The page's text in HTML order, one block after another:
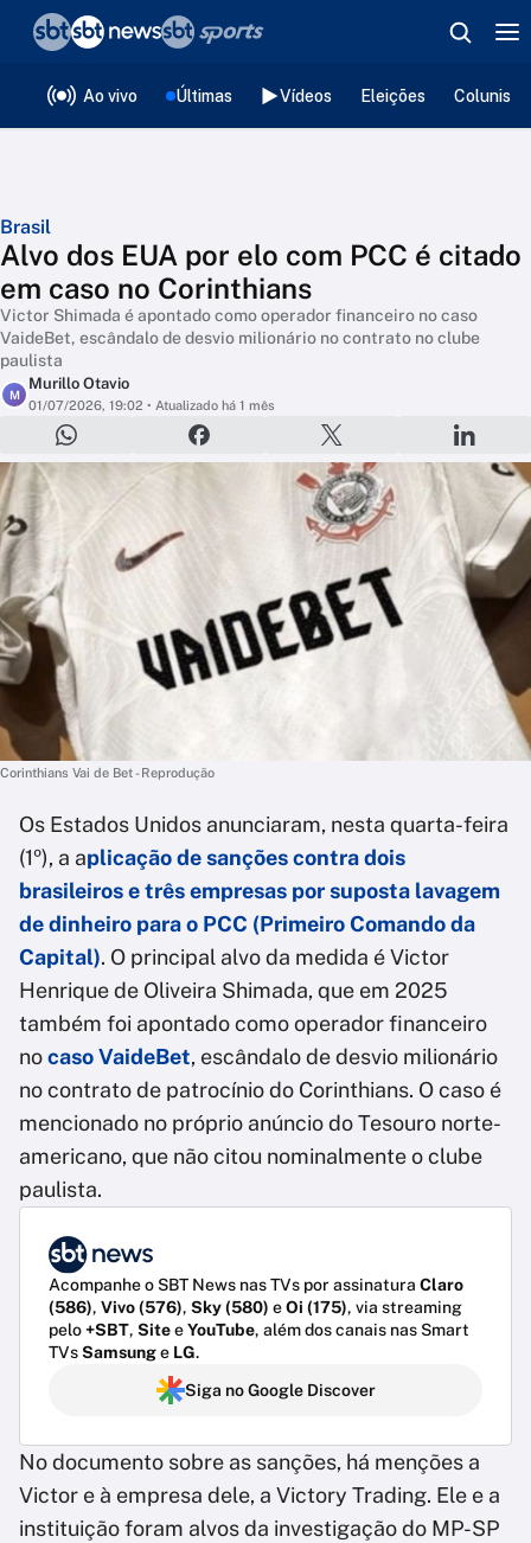
Ao vivo Últimas Vídeos Eleições
Brasil
Alvo dos EUA por elo com PCC é citado
em caso no Corinthians
Victor Shimada é apontado como operador financeiro no caso
VaideBet, escândalo de desvio milionário no contrato no clube
paulista
M
Murillo Otavio
01/07/2026, 19:02 • Atualizado há 1 mês
Corinthians Vai de Bet - Reprodução
Os Estados Unidos anunciaram, nesta quarta-feira
(1º), a aplicação desanções contra dois
brasileiros e três empresas por suposta lavagem
de dinheiro para o PCC (Primeiro Comando da
Capital). O principal alvo da medida é Victor
Henrique de Oliveira Shimada, que em 2025
também foi apontado como operador financeiro
nocaso VaideBet, escândalo de desvio milionário
no contrato de patrocínio do Corinthians. O caso é
mencionado no próprio anúncio do Tesouro norte-
americano, que não citou nominalmente o clube
paulista.
Acompanhe o SBT News nas TVs por assinatura Claro
(586), Vivo (576), Sky (580) eOi (175), via streaming
pelo+SBT, SiteeYouTube, além dos canais nas Smart
TVsSamsunge LG.
Siga no Google Discover
No documento sobre as sanções, há menções a
Victor e à empresa dele, a Victory Trading. Ele e a
instituição foram alvos da investigação do MP-SP
❮voltar
Editorias